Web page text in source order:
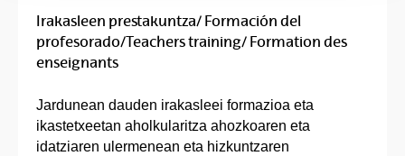
Irakasleen prestakuntza/ Formación del
profesorado/Teachers training/ Formation des
enseignants
Jardunean dauden irakasleei formazioa eta
ikastetxeetan aholkularitza ahozkoaren eta
idatziaren ulermenean eta hizkuntzaren